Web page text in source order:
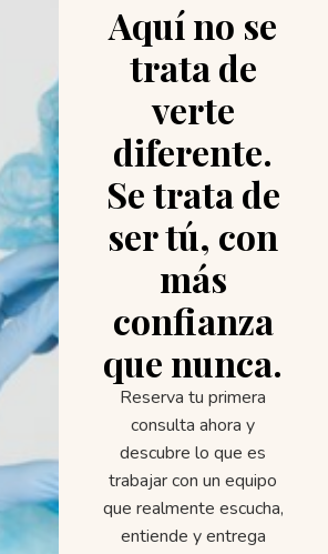
Aquí no se
trata de
verte
diferente.
Se trata de
ser tú, con
más
confianza
que nunca.
Reserva tu primera
consulta ahora y
descubre lo que es
trabajar con un equipo
que realmente escucha,
entiende y entrega